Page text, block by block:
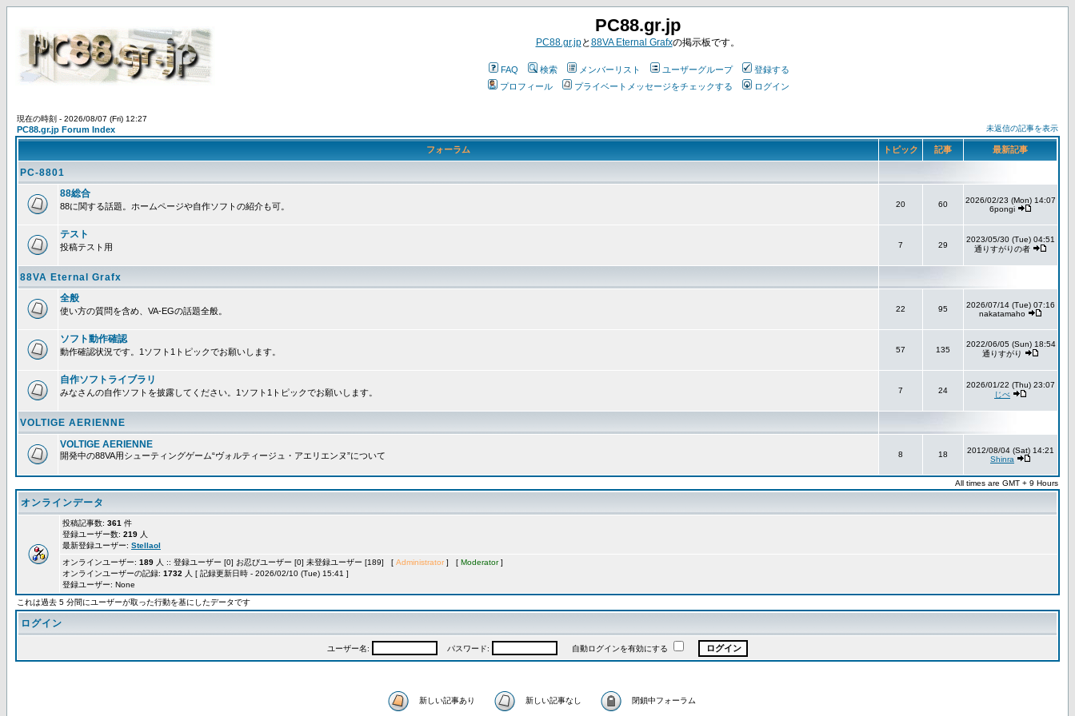
PC88.gr.jp
PC88.gr.jpと88VA Eternal Grafxの掲示板です。
FAQ 検索 メンバーリスト ユーザーグループ
登録する
プロフィール
プライベートメッセージをチェックする ログイン
現在の時刻 - 2026/08/07 (Fri) 12:27
PC88.gr.jp Forum Index 未返信の記事を表示
フォーラム トピック 記事 最新記事
PC-8801
88総合
88に関する話題。ホームページや自作ソフトの紹介も可。 20 60
2026/02/23 (Mon) 14:07
6pongi
テスト
投稿テスト用 7 29
2023/05/30 (Tue) 04:51
通りすがりの者
88VA Eternal Grafx
全般
使い方の質問を含め、VA-EGの話題全般。 22 95
2026/07/14 (Tue) 07:16
nakatamaho
ソフト動作確認
動作確認状況です。1ソフト1トピックでお願いします。 57 135
2022/06/05 (Sun) 18:54
通りすがり
自作ソフトライブラリ
みなさんの自作ソフトを披露してください。1ソフト1トピックでお願いします。 7 24
2026/01/22 (Thu) 23:07
じべ
VOLTIGE AERIENNE
VOLTIGE AERIENNE
開発中の88VA用シューティングゲーム“ヴォルティージュ・アエリエンヌ”について 8 18
2012/08/04 (Sat) 14:21
Shinra
All times are GMT + 9 Hours
オンラインデータ
投稿記事数: 361 件
登録ユーザー数: 219 人
最新登録ユーザー: Stellaol
オンラインユーザー: 189 人 :: 登録ユーザー [0] お忍びユーザー [0] 未登録ユーザー [189] [ Administrator ] [ Moderator]
オンラインユーザーの記録: 1732 人 [ 記録更新日時 - 2026/02/10 (Tue) 15:41 ]
登録ユーザー: None
これは過去 5 分間にユーザーが取った行動を基にしたデータです
ログイン
ユーザー名: パスワード: 自動ログインを有効にする
新しい記事あり 新しい記事なし 閉鎖中フォーラム